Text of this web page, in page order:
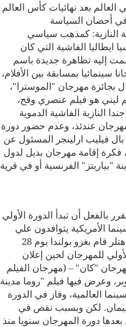
بعد نهائيات كأس العالم
في أحضان السياسة
النازية: كمذهب سياسي
الفاشية التي كان
منذ عام 1895 مهرجان باسم "بينالي الفن"، وفي عام 1932 انضمت إليه تظاهرة جديدة باسم
سينمائيا بمسابقة بين الأفلام،
بجائزة مهرجان "الموسترا"،
ليني هو فيلم عنصري وقح،
النازية الفاشية الدموية
عندئذ، وعدم حضور دورة
بال فيليب ارلينجر المسئول عن
فكرة إقامة مهرجان بديل لدول
"بياريتز" الفرنسية أو في قرية
بالفعل أن تبدأ الدورة الأولي
1 سبتمبر عام 1939، وبدأ نجوم السينما الأمريكية يتوافدون علي
مدينة "كان" في نهاية شهر أغسطس لحضور الدورة الأولي، غير أن جيش هتلر قام بغزو بولندا يوم 28
فألغيت الدورة الأولي للمهرجان لحين إعلان
الأولي لمهرجان "كان" – (مهرجان الفيلم
الخامس من أكتوبر، وعرض فيها فيلم "روما مدينة
العالمية، وفاز في الدورة
كليمان. لكن وبسبب نقص في
لعامي 1948 و1950 ، وانتظمت من بعدها دورة المهرجان سنويا منذ